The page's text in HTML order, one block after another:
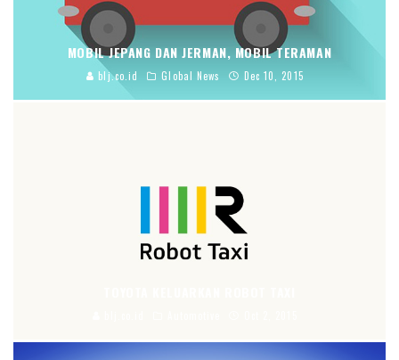
MOBIL JEPANG DAN JERMAN, MOBIL TERAMAN
blj.co.id Global News Dec 10, 2015